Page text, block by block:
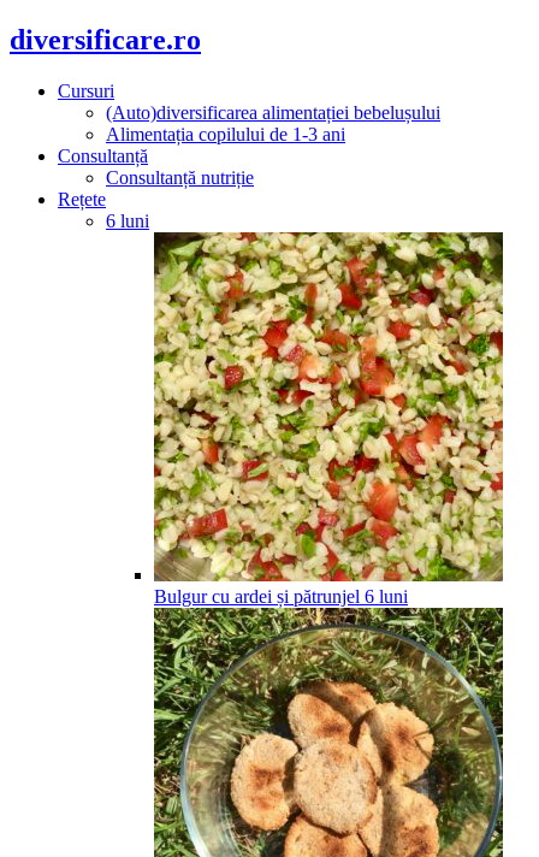
diversificare.ro
Cursuri
(Auto)diversificarea alimentației bebelușului
Alimentația copilului de 1-3 ani
Consultanță
Consultanță nutriție
Rețete
6 luni
Bulgur cu ardei și pătrunjel 6 luni